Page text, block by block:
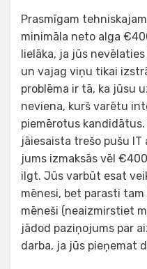
Prasmīgam
minimāla neto alga
lielāka, ja jūs
un vajag viņu tikai
problēma ir tā, ka jūsu
neviena, kurš varētu
piemērotus
jāiesaista trešo pušu IT
jums izmaksās vēl
ilgt. Jūs varbūt esat
mēnesi, bet parasti
mēneši (neaizmirstiet
jādod paziņojums par
darba, ja jūs pieņemat